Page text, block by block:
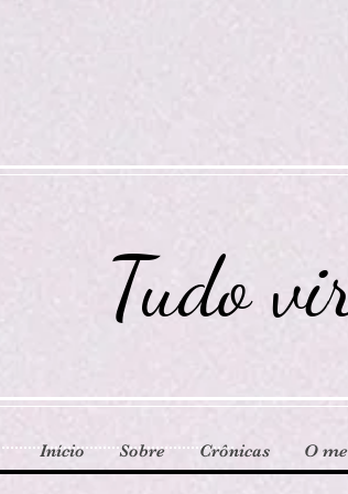
Tudo
Início Sobre Crônicas O